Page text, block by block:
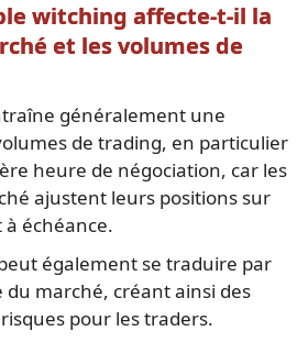
witching affecte-t-il la
et les volumes de
généralement une
de trading, en particulier
heure de négociation, car les
ajustent leurs positions sur
échéance.
également se traduire par
marché, créant ainsi des
pour les traders.